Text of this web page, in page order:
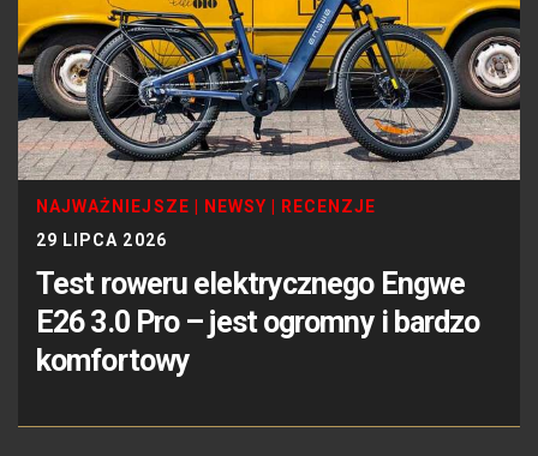
NAJWAŻNIEJSZE NEWSY
RECENZJE
29 LIPCA 2026
Test roweru elektrycznego Engwe
E26 3.0 Pro – jest ogromny i bardzo
komfortowy